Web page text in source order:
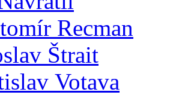
Recman
Štrait
Votava